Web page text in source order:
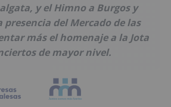
y el Himno a Burgos y
presencia del Mercado de las
más el homenaje a la Jota
de mayor nivel.